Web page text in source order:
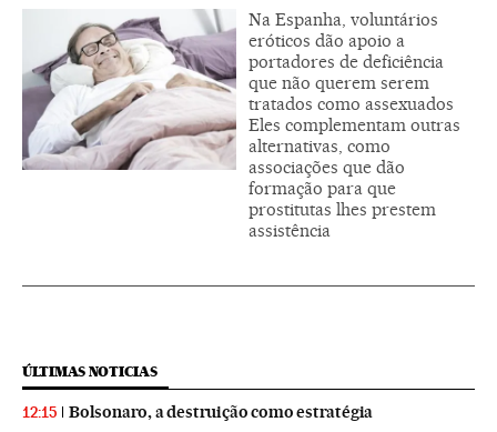
Na Espanha, voluntários
eróticos dão apoio a
portadores de deficiência
que não querem serem
tratados como assexuados
Eles complementam outras
alternativas, como
associações que dão
formação para que
prostitutas lhes prestem
assistência
ÚLTIMAS NOTICIAS
12:15 Bolsonaro, a destruição como estratégia